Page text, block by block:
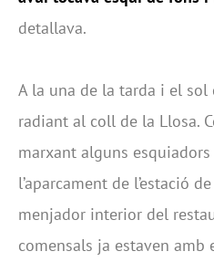
detallava.
A la una de la tarda i el
radiant al coll de la Llosa.
marxant alguns
l’aparcament de l’estació
menjador interior del
comensals ja estaven amb